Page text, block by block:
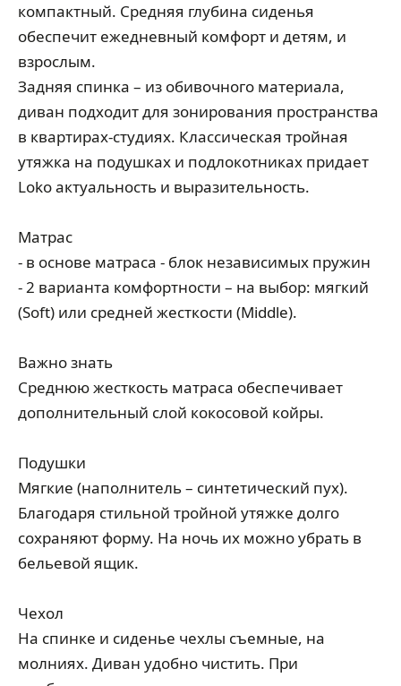
компактный. Средняя глубина сиденья
обеспечит ежедневный комфорт и детям, и
взрослым.
Задняя спинка – из обивочного материала,
диван подходит для зонирования пространства
в квартирах-студиях. Классическая тройная
утяжка на подушках и подлокотниках придает
Loko актуальность и выразительность.
Матрас
- в основе матраса - блок независимых пружин
- 2 варианта комфортности – на выбор: мягкий
(Soft) или средней жесткости (Middle).
Важно знать
Среднюю жесткость матраса обеспечивает
дополнительный слой кокосовой койры.
Подушки
Мягкие (наполнитель – синтетический пух).
Благодаря стильной тройной утяжке долго
сохраняют форму. На ночь их можно убрать в
бельевой ящик.
Чехол
На спинке и сиденье чехлы съемные, на
молниях. Диван удобно чистить. При